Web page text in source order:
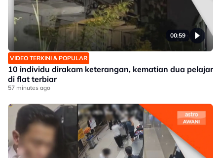
00:59
VIDEO TERKINI & POPULAR
10 individu dirakam keterangan, kematian dua pelajar
di flat terbiar
57 minutes ago